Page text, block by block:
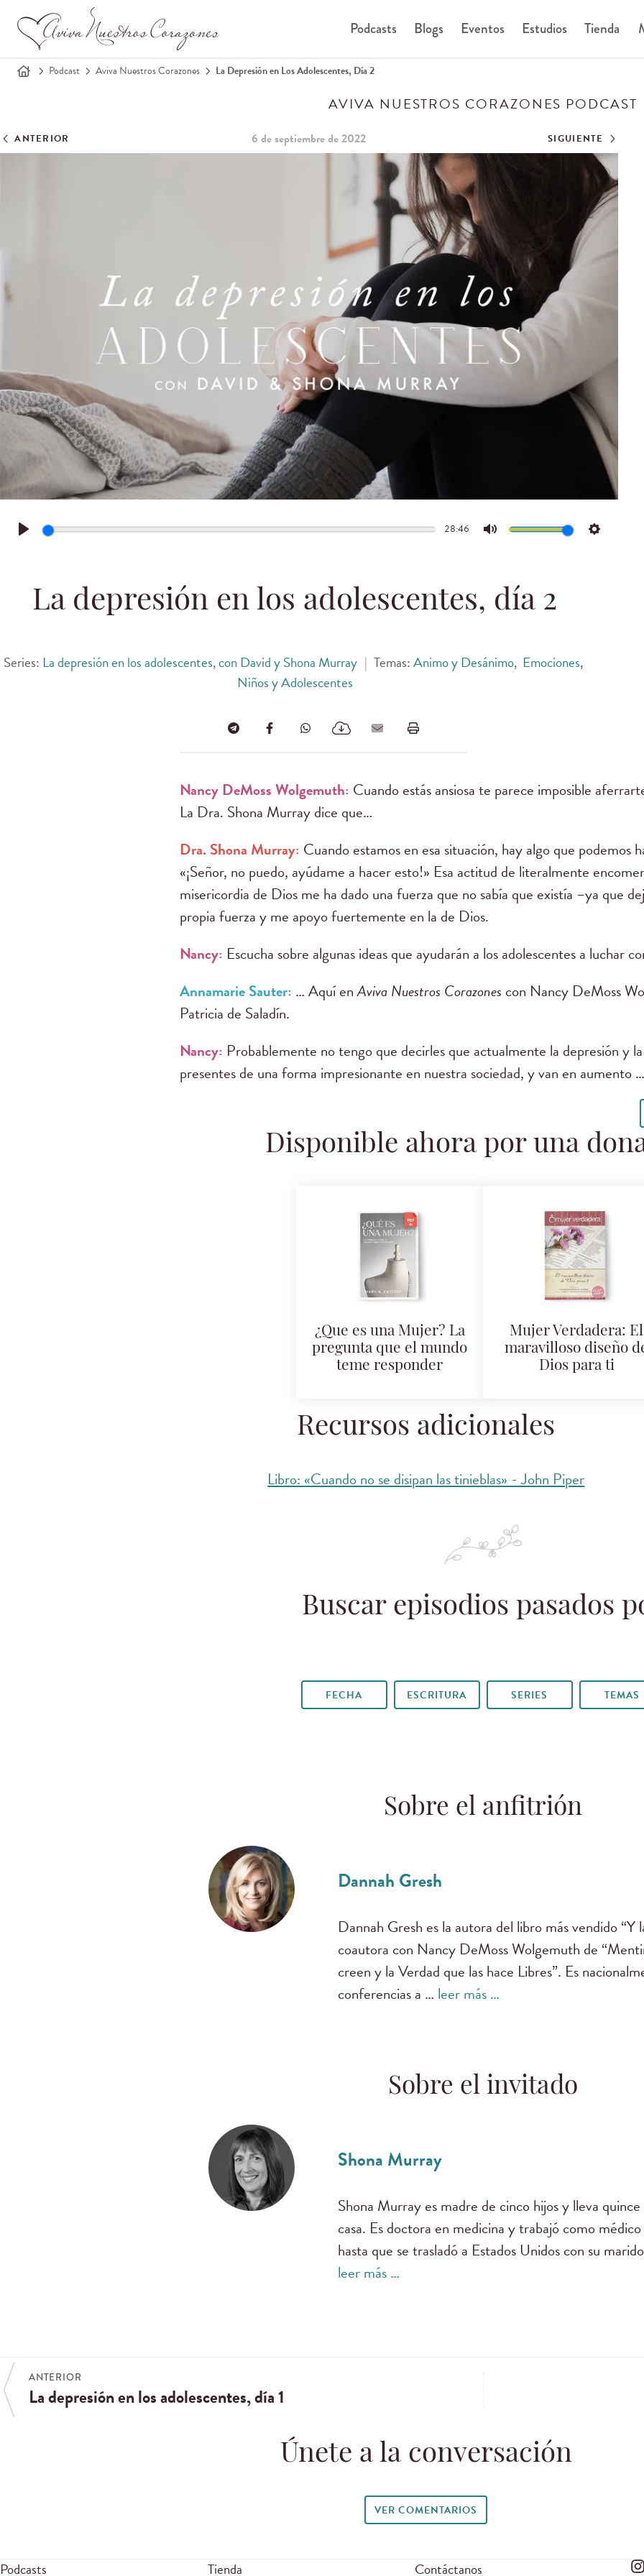
Podcasts Blogs Eventos Estudios Tienda
Podcast Aviva Nuestros Corazones La Depresión en Los Adolescentes, Día 2
AVIVA NUESTROS CORAZONES PODCAST
ANTERIOR 6 de septiembre de 2022 SIGUIENTE
Play
28:46
Mute Settings
La depresión en los adolescentes, día 2
Series: La depresión en los adolescentes, con David y Shona Murray | Temas:Animo y Desánimo, Emociones,
Niños y Adolescentes
Nancy DeMoss Wolgemuth: Cuando estás ansiosa te parece imposible
La Dra. Shona Murray dice que…
Dra. Shona Murray: Cuando estamos en esa situación, hay algo que podemos
«¡Señor, no puedo, ayúdame a hacer esto!» Esa actitud de literalmente
misericordia de Dios me ha dado una fuerza que no sabía que existía –ya que
propia fuerza y me apoyo fuertemente en la de Dios.
Nancy: Escucha sobre algunas ideas que ayudarán a los adolescentes a luchar
Annamarie Sauter: … Aquí enAviva Nuestros Corazones con Nancy DeMoss
Patricia de Saladín.
Nancy: Probablemente no tengo que decirles que actualmente la depresión y
presentes de una forma impresionante en nuestra sociedad, y van en aumento …
Disponible ahora por una
¿Que es una Mujer? La
pregunta que el mundo
teme responder
Mujer Verdadera: El
maravilloso diseño
Dios para ti
Recursos adicionales
Libro: «Cuando no se disipan las tinieblas» - John Piper
Buscar episodios pasados
FECHA ESCRITURA SERIES TEMAS
Sobre el anfitrión
Dannah Gresh
Dannah Gresh es la autora del libro más vendido
coautora con Nancy DeMoss Wolgemuth de
creen y la Verdad que las hace Libres”. Es
conferencias a … leer más …
Sobre el invitado
Shona Murray
Shona Murray es madre de cinco hijos y lleva
casa. Es doctora en medicina y trabajó como
hasta que se trasladó a Estados Unidos con su
leer más …
ANTERIOR
La depresión en los adolescentes, día 1
Únete a la conversación
VER COMENTARIOS
Podcasts Tienda Contáctanos